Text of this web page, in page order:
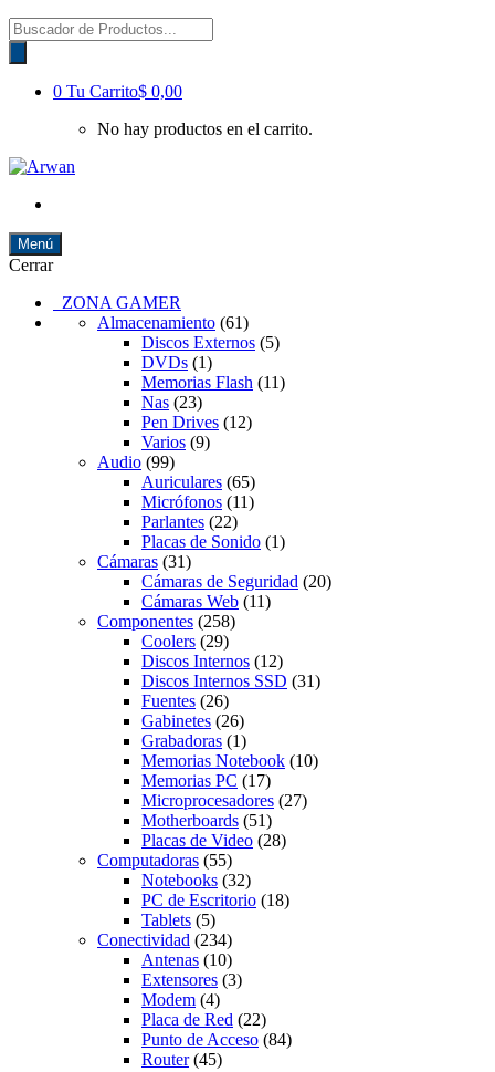
Búsqueda
de
productos
0 Tu Carrito$ 0,00
No hay productos en el carrito.
Menú
Cerrar
ZONA GAMER
Almacenamiento (61)
Discos Externos (5)
DVDs (1)
Memorias Flash (11)
Nas (23)
Pen Drives (12)
Varios (9)
Audio (99)
Auriculares (65)
Micrófonos (11)
Parlantes (22)
Placas de Sonido (1)
Cámaras (31)
Cámaras de Seguridad (20)
Cámaras Web (11)
Componentes (258)
Coolers (29)
Discos Internos (12)
Discos Internos SSD (31)
Fuentes (26)
Gabinetes (26)
Grabadoras (1)
Memorias Notebook (10)
Memorias PC (17)
Microprocesadores (27)
Motherboards (51)
Placas de Video (28)
Computadoras (55)
Notebooks (32)
PC de Escritorio (18)
Tablets (5)
Conectividad (234)
Antenas (10)
Extensores (3)
Modem (4)
Placa de Red (22)
Punto de Acceso (84)
Router (45)